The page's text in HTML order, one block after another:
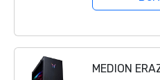
Ti 8GB,
MEDION